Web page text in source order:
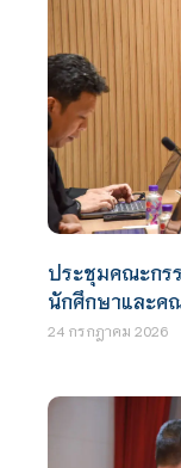
ประชุมคณะกร
นักศึกษาและค
24 กรกฎาคม 2026